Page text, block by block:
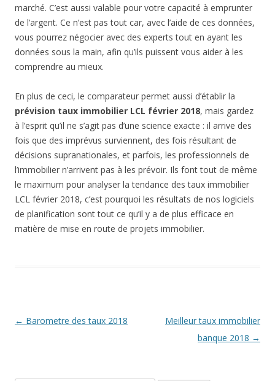
marché. C’est aussi valable pour votre capacité à emprunter
de l’argent. Ce n’est pas tout car, avec l’aide de ces données,
vous pourrez négocier avec des experts tout en ayant les
données sous la main, afin qu’ils puissent vous aider à les
comprendre au mieux.
En plus de ceci, le comparateur permet aussi d’établir la
prévision taux immobilier LCL février 2018, mais gardez
à l’esprit qu’il ne s’agit pas d’une science exacte : il arrive des
fois que des imprévus surviennent, des fois résultant de
décisions supranationales, et parfois, les professionnels de
l’immobilier n’arrivent pas à les prévoir. Ils font tout de même
le maximum pour analyser la tendance des taux immobilier
LCL février 2018, c’est pourquoi les résultats de nos logiciels
de planification sont tout ce qu’il y a de plus efficace en
matière de mise en route de projets immobilier.
Navigation
← Barometre des taux 2018
Meilleur taux immobilier
banque 2018 →